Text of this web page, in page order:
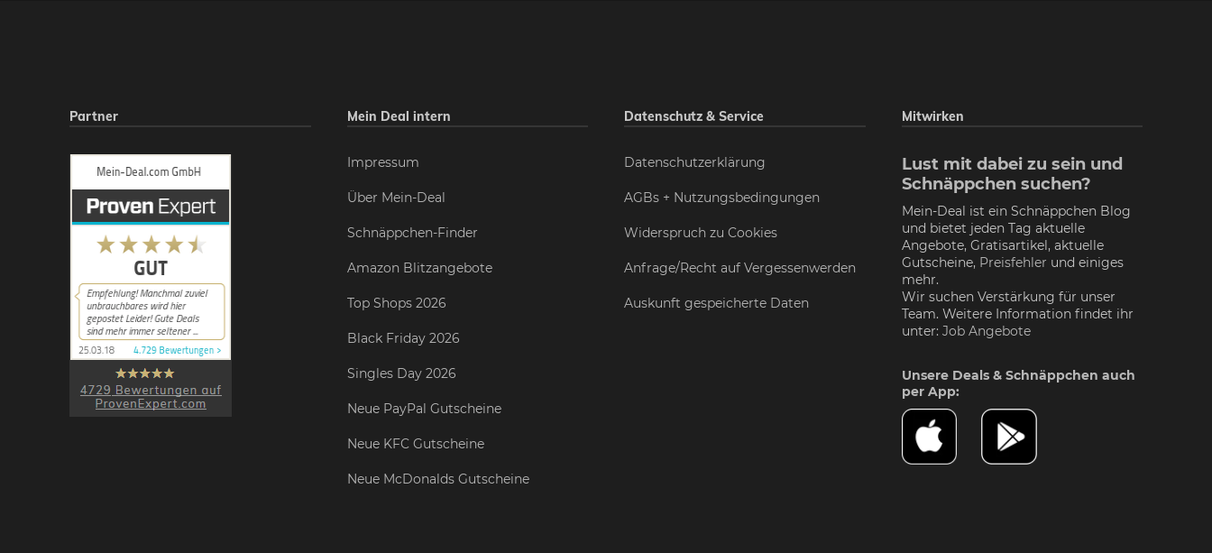
Partner Mein Deal intern
Impressum
Über Mein-Deal
Schnäppchen-Finder
Amazon Blitzangebote
Top Shops 2026
Black Friday 2026
Singles Day 2026
Neue PayPal Gutscheine
Neue KFC Gutscheine
Neue McDonalds Gutscheine
Datenschutz & Service
Datenschutzerklärung
AGBs + Nutzungsbedingungen
Widerspruch zu Cookies
Anfrage/Recht auf Vergessenwerden
Auskunft gespeicherte Daten
Mitwirken
Lust mit dabei zu sein und
Schnäppchen suchen?
Mein-Deal ist ein Schnäppchen Blog
und bietet jeden Tag aktuelle
Angebote, Gratisartikel, aktuelle
Gutscheine, Preisfehler und einiges
mehr.
Wir suchen Verstärkung für unser
Team. Weitere Information findet ihr
unter: Job Angebote
Unsere Deals & Schnäppchen auch
per App: